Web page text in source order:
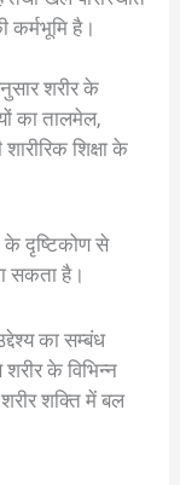
कर्मभूमि है।
शरीर के
का तालमेल,
शिक्षा के
के दृष्टिकोण से
सकता है।
का सम्बंध
शरीर के विभिन्न
शक्ति में बल